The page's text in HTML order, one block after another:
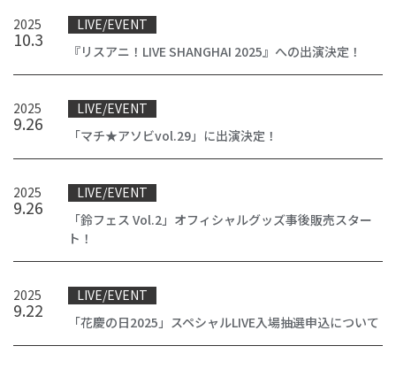
2025
10.3
LIVE/EVENT
『リスアニ！LIVE SHANGHAI 2025』への出演決定！
2025
9.26
LIVE/EVENT
「マチ★アソビvol.29」に出演決定！
2025
9.26
LIVE/EVENT
「鈴フェス Vol.2」オフィシャルグッズ事後販売スター
ト！
2025
9.22
LIVE/EVENT
「花慶の日2025」スペシャルLIVE入場抽選申込について